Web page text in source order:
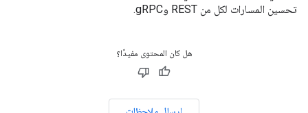
تحسين المسارات لكل من REST وgRPC.
هل كان المحتوى مفيدًا؟